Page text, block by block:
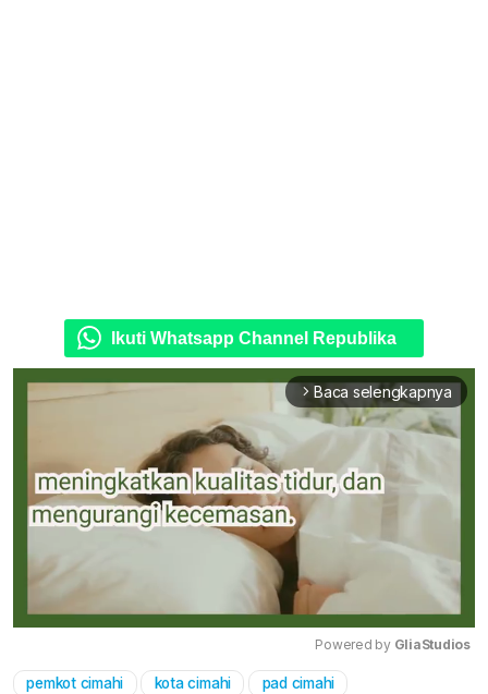
Ikuti Whatsapp Channel Republika
arrow_forward_ios Baca selengkapnya
Powered by GliaStudios
pemkot cimahi kota cimahi pad cimahi